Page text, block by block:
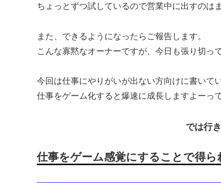
ちょっとずつ試しているので営業中に出すのは
また、できるようになったらご報告します。
こんな寡黙なオーナーですが、今日も張り切っ
今回は仕事にやりがいが出ない方向けに書いてい
仕事をゲーム化すると爆速に成長しますよーっ
では行
仕事をゲーム感覚にすることで得ら